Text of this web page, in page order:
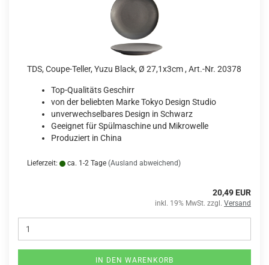
TDS, Coupe-Teller, Yuzu Black, Ø 27,1x3cm , Art.-Nr. 20378
Top-Qualitäts Geschirr
von der beliebten Marke Tokyo Design Studio
unverwechselbares Design in Schwarz
Geeignet für Spülmaschine und Mikrowelle
Produziert in China
Lieferzeit: ca. 1-2 Tage (Ausland abweichend)
20,49 EUR
inkl. 19% MwSt. zzgl. Versand
IN DEN WARENKORB